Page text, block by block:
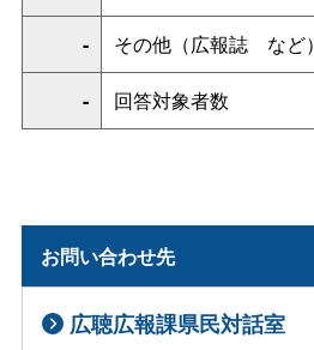
- その他（広報誌 など）
- 回答対象者数
お問い合わせ先
広聴広報課県民対話室